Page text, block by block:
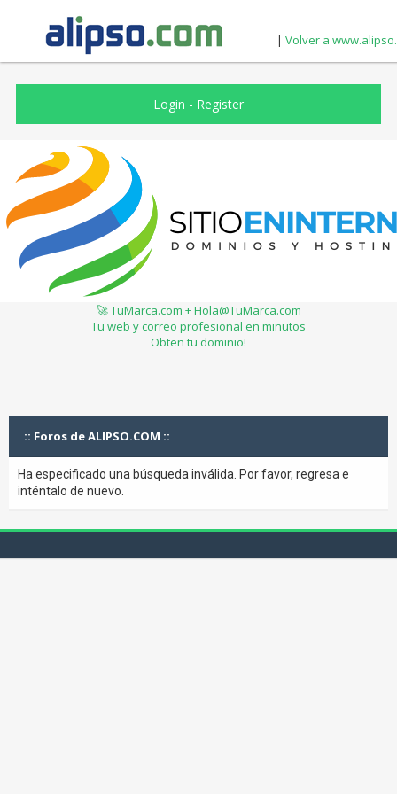
| Volver a
Login - Register
🚀 TuMarca.com + Hola@TuMarca.com
Tu web y correo profesional en minutos
Obten tu dominio!
:: Foros de ALIPSO.COM ::
Ha especificado una búsqueda inválida. Por favor, regresa e
inténtalo de nuevo.